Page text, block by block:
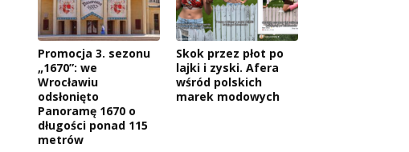
Promocja 3. sezonu
„1670”: we
Wrocławiu
odsłonięto
Panoramę 1670 o
długości ponad 115
metrów
Skok przez płot po
lajki i zyski. Afera
wśród polskich
marek modowych